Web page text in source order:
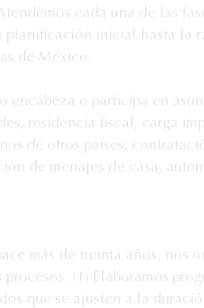
cada una de las
planificación inicial hasta la
de México.
encabeza o participa en
residencia fiscal, carga
de otros países,
de menajes de casa,
más de treinta años, nos
procesos. (1) Elaboramos
que se ajusten a la